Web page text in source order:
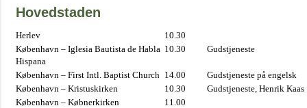
Hovedstaden
Herlev
10.30
København – Iglesia Bautista de Habla
Hispana
10.30 Gudstjeneste
København – First Intl. Baptist Church 14.00
Gudstjeneste på engelsk
København – Kristuskirken
10.30
Gudstjeneste, Henrik Kaas
København – Købnerkirken
11.00